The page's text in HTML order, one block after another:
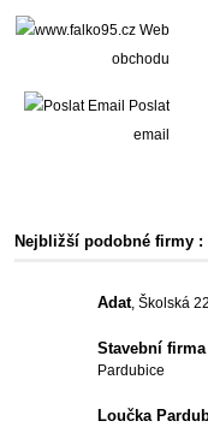
Web
obchodu
Poslat
email
Nejbližší podobné firmy :
Adat, Školská
Stavební
Pardubice
Loučka